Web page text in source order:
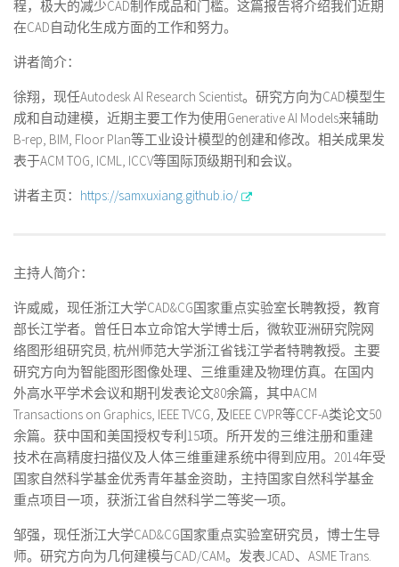
程，极大的减少CAD制作成品和门槛。这篇报告将介绍我们近期
在CAD自动化生成方面的工作和努力。
讲者简介：
徐翔，现任Autodesk AI Research Scientist。研究方向为CAD模型生
成和自动建模，近期主要工作为使用Generative AI Models来辅助
B-rep, BIM, Floor Plan等工业设计模型的创建和修改。相关成果发
表于ACM TOG, ICML, ICCV等国际顶级期刊和会议。
讲者主页： https://samxuxiang.github.io/
主持人简介：
许威威，现任浙江大学CAD&CG国家重点实验室长聘教授，教育
部长江学者。曾任日本立命馆大学博士后，微软亚洲研究院网
络图形组研究员, 杭州师范大学浙江省钱江学者特聘教授。主要
研究方向为智能图形图像处理、三维重建及物理仿真。在国内
外高水平学术会议和期刊发表论文80余篇，其中ACM
Transactions on Graphics, IEEE TVCG, 及IEEE CVPR等CCF-A类论文50
余篇。获中国和美国授权专利15项。所开发的三维注册和重建
技术在高精度扫描仪及人体三维重建系统中得到应用。2014年受
国家自然科学基金优秀青年基金资助，主持国家自然科学基金
重点项目一项，获浙江省自然科学二等奖一项。
邹强，现任浙江大学CAD&CG国家重点实验室研究员，博士生导
师。研究方向为几何建模与CAD/CAM。发表JCAD、ASME Trans.